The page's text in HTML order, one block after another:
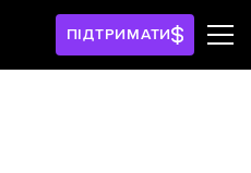
ПІДТРИМАТИ